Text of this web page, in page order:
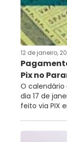
12 de janeiro,
Pix no
O
dia 17 de
feito via PIX